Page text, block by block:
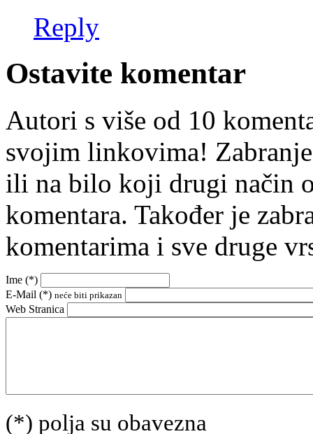
Reply
Ostavite komentar
Autori s više od 10
svojim linkovima!
ili na bilo koji drugi način
komentara. Također je
komentarima i sve druge
Ime (*)
E-Mail (*) neće biti prikazan
Web Stranica
(*) polja su obavezna